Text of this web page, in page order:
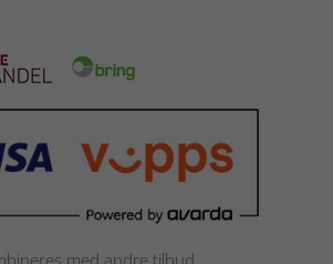
med andre tilbud.